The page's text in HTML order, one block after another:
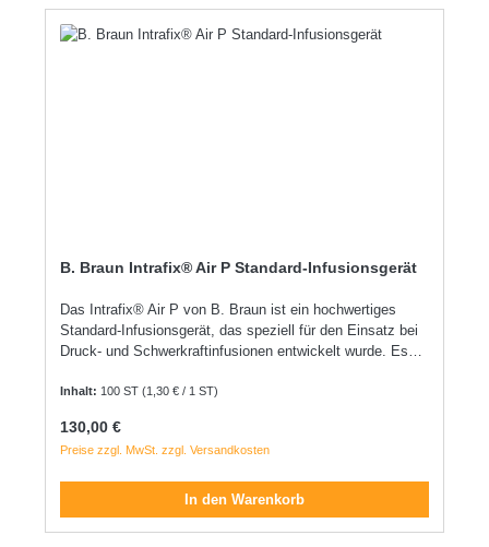
B. Braun Intrafix® Air P Standard-Infusionsgerät
Das Intrafix® Air P von B. Braun ist ein hochwertiges
Standard-Infusionsgerät, das speziell für den Einsatz bei
Druck- und Schwerkraftinfusionen entwickelt wurde. Es
sichere, komfortable und präzise Infusionstherapie
Bereich. Produkteigenschaften im Überblick: Scharfer
Einstechdorn: Für ein leichtes Einstechen, auch bei
bakteriendichter Verschlusskappe: Für eine sichere
Luftzufuhr ohne Kontaminationsrisiko. Flexible
Pumpkammer: Ermöglicht ein schnelles und einfaches
Inhalt: 100 ST (1,30 € / 1 ST)
Regulärer Preis:
130,00 €
Preise zzgl. MwSt. zzgl. Versandkosten
In den Warenkorb